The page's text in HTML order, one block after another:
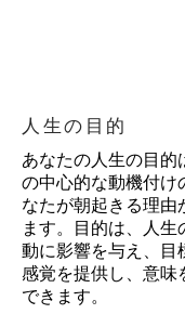
人生の目的
あなたの人生の目的
の中心的な動機付け
なたが朝起きる理由
ます。目的は、人
動に影響を与え、目
感覚を提供し、意味
できます。